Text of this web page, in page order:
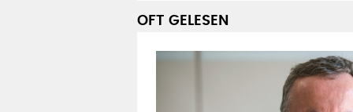
OFT GELESEN